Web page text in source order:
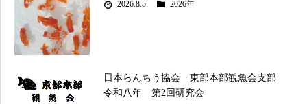
2026.8.5 2026年
日本らんちう協会 東部本部観魚会支部
令和八年 第2回研究会